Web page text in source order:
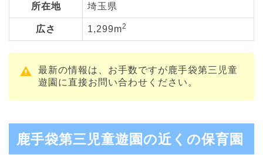
所在地 埼玉県
広さ 1,299m2
最新の情報は、お手数ですが鹿手袋第三児童
遊園に直接お問い合わせください。
鹿手袋第三児童遊園の近くの保育園